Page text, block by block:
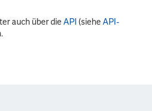
auch über dieAPI (sieheAPI-